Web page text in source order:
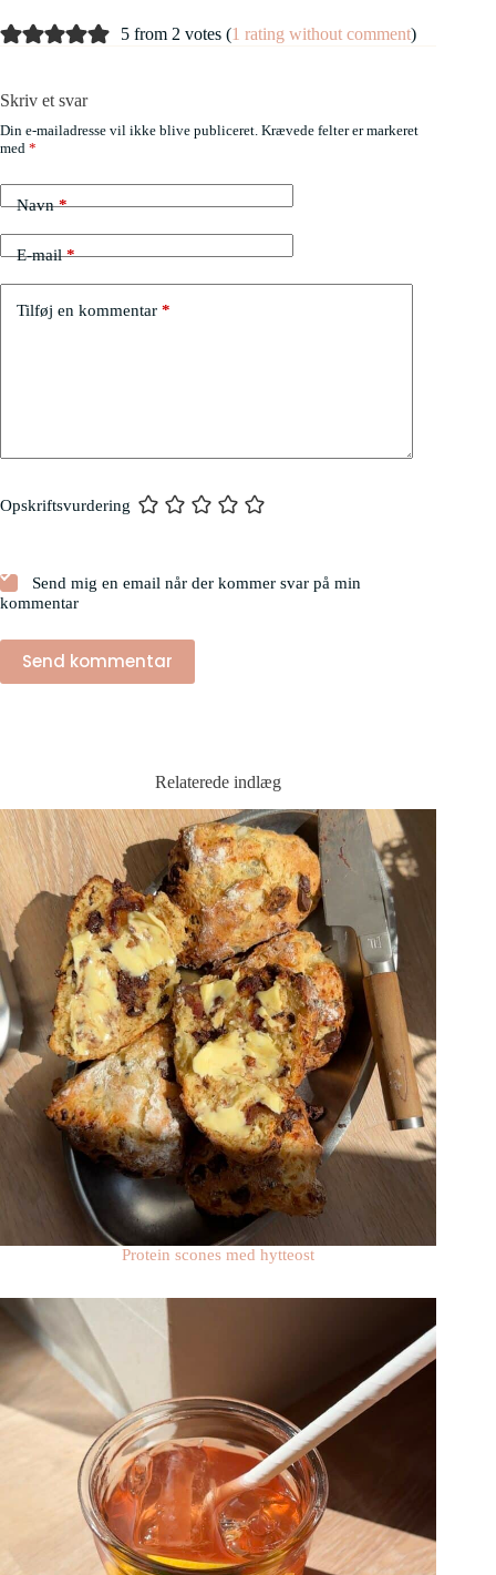
5 from 2 votes (1 rating without comment)
Skriv et svar
Din e-mailadresse vil ikke blive publiceret. Krævede felter er markeret
med *
Navn*
E-mail*
Tilføj en kommentar *
Opskriftsvurdering
Send mig en email når der kommer svar på min
kommentar
Send kommentar
Relaterede indlæg
Protein scones med hytteost